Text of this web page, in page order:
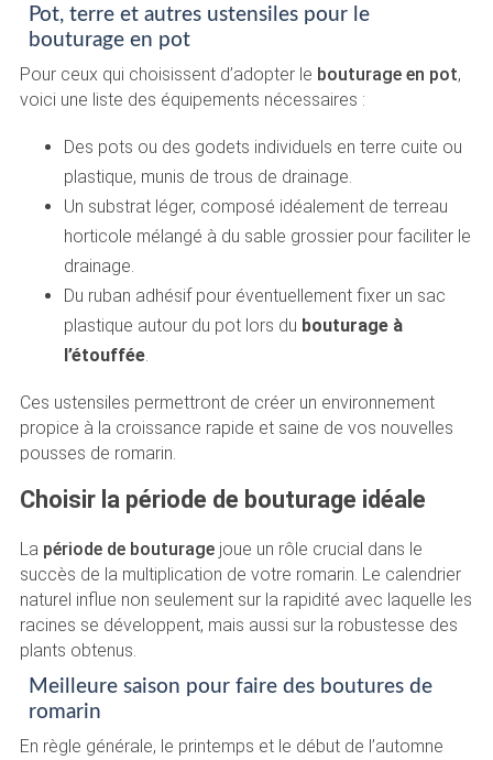
Pot, terre et autres ustensiles pour le
bouturage en pot
Pour ceux qui choisissent d’adopter le bouturage en pot,
voici une liste des équipements nécessaires :
Des pots ou des godets individuels en terre cuite ou
plastique, munis de trous de drainage.
Un substrat léger, composé idéalement de terreau
horticole mélangé à du sable grossier pour faciliter le
drainage.
Du ruban adhésif pour éventuellement fixer un sac
plastique autour du pot lors du bouturage à
l’étouffée.
Ces ustensiles permettront de créer un environnement
propice à la croissance rapide et saine de vos nouvelles
pousses de romarin.
Choisir la période de bouturage idéale
La période de bouturagejoue un rôle crucial dans le
succès de la multiplication de votre romarin. Le calendrier
naturel influe non seulement sur la rapidité avec laquelle les
racines se développent, mais aussi sur la robustesse des
plants obtenus.
Meilleure saison pour faire des boutures de
romarin
En règle générale, le printemps et le début de l’automne